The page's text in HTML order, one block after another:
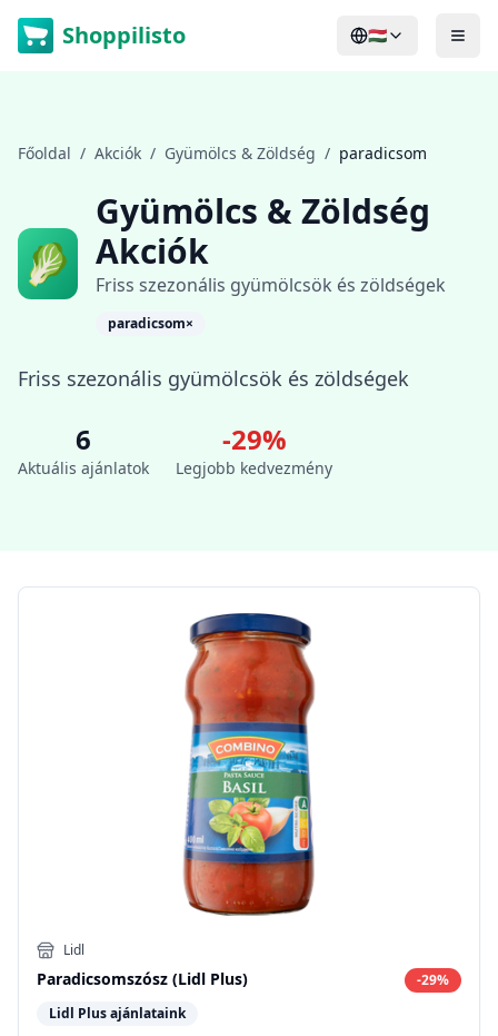
Shoppilisto 🇭🇺
Főoldal / Akciók / Gyümölcs & Zöldség / paradicsom
🥬
Gyümölcs & Zöldség
Akciók
Friss szezonális gyümölcsök és zöldségek
paradicsom×
Friss szezonális gyümölcsök és zöldségek
6
Aktuális ajánlatok
-29%
Legjobb kedvezmény
Lidl
Paradicsomszósz (Lidl Plus) -29%
Lidl Plus ajánlataink